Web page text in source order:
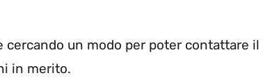
cercando un modo per poter contattare
in merito.